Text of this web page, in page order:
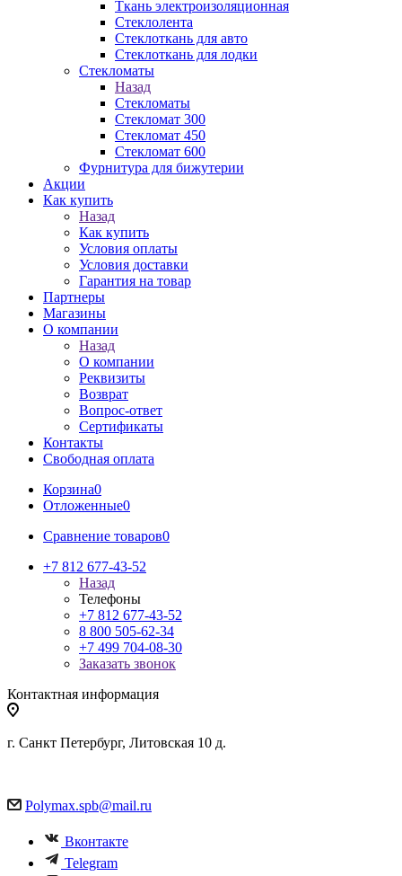
Ткань электроизоляционная
Стеклолента
Стеклоткань для авто
Стеклоткань для лодки
Стекломаты
Назад
Стекломаты
Стекломат 300
Стекломат 450
Стекломат 600
Фурнитура для бижутерии
Акции
Как купить
Назад
Как купить
Условия оплаты
Условия доставки
Гарантия на товар
Партнеры
Магазины
О компании
Назад
О компании
Реквизиты
Возврат
Вопрос-ответ
Сертификаты
Контакты
Свободная оплата
Корзина0
Отложенные0
Сравнение товаров0
+7 812 677-43-52
Назад
Телефоны
+7 812 677-43-52
8 800 505-62-34
+7 499 704-08-30
Заказать звонок
Контактная информация
г. Санкт Петербург, Литовская 10 д.
Polymax.spb@mail.ru
Вконтакте
Telegram